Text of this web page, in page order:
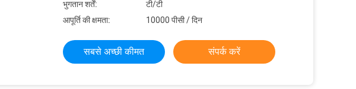
भुगतान शर्तें:
टी/टी
आपूर्ति की क्षमता:
10000 पीसी / दिन
सबसे अच्छी कीमत संपर्क करें